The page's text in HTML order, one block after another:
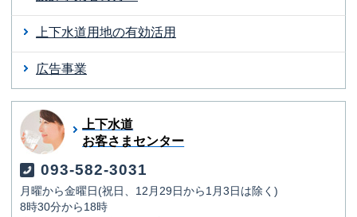
上下水道用地の有効活用
広告事業
上下水道
お客さまセンター
093-582-3031
月曜から金曜日(祝日、12月29日から1月3日は除く)
8時30分から18時